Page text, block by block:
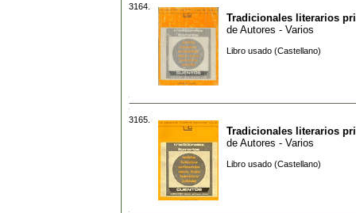
3164.
Tradicionales literarios
de Autores - Varios
Libro usado (Castellano)
3165.
Tradicionales literarios
de Autores - Varios
Libro usado (Castellano)